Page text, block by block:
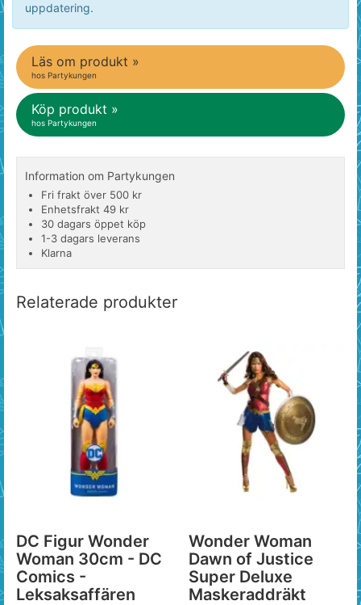
uppdatering.
Läs om produkt »
hos Partykungen
Köp produkt »
hos Partykungen
Information om Partykungen
Fri frakt över 500 kr
Enhetsfrakt 49 kr
30 dagars öppet köp
1-3 dagars leverans
Klarna
Relaterade produkter
DC Figur Wonder
Woman 30cm - DC
Comics -
Leksaksaffären
Wonder Woman
Dawn of Justice
Super Deluxe
Maskeraddräkt